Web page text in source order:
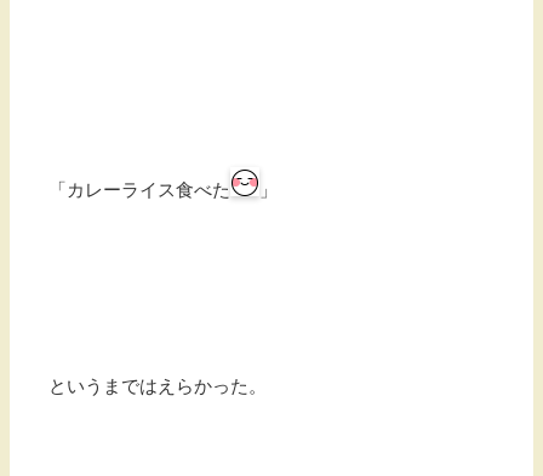
「カレーライス食べた 」
というまではえらかった。